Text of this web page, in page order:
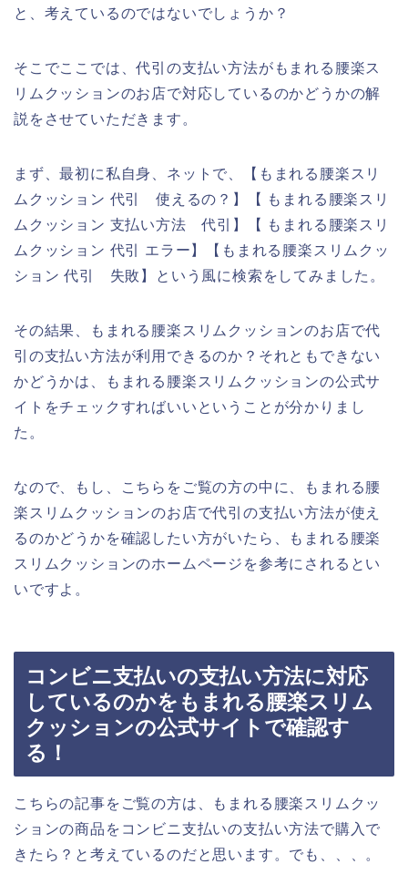
と、考えているのではないでしょうか？
そこでここでは、代引の支払い方法がもまれる腰楽ス
リムクッションのお店で対応しているのかどうかの解
説をさせていただきます。
まず、最初に私自身、ネットで、【もまれる腰楽スリ
ムクッション 代引 使えるの？】【 もまれる腰楽スリ
ムクッション 支払い方法 代引】【 もまれる腰楽スリ
ムクッション 代引 エラー】【もまれる腰楽スリムクッ
ション 代引 失敗】という風に検索をしてみました。
その結果、もまれる腰楽スリムクッションのお店で代
引の支払い方法が利用できるのか？それともできない
かどうかは、もまれる腰楽スリムクッションの公式サ
イトをチェックすればいいということが分かりまし
た。
なので、もし、こちらをご覧の方の中に、もまれる腰
楽スリムクッションのお店で代引の支払い方法が使え
るのかどうかを確認したい方がいたら、もまれる腰楽
スリムクッションのホームページを参考にされるとい
いですよ。
コンビニ支払いの支払い方法に対応
しているのかをもまれる腰楽スリム
クッションの公式サイトで確認す
る！
こちらの記事をご覧の方は、もまれる腰楽スリムクッ
ションの商品をコンビニ支払いの支払い方法で購入で
きたら？と考えているのだと思います。でも、、、。